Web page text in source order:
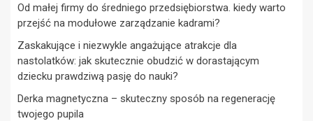
Od małej firmy do średniego przedsiębiorstwa. kiedy warto
przejść na modułowe zarządzanie kadrami?
Zaskakujące i niezwykle angażujące atrakcje dla
nastolatków: jak skutecznie obudzić w dorastającym
dziecku prawdziwą pasję do nauki?
Derka magnetyczna – skuteczny sposób na regenerację
twojego pupila